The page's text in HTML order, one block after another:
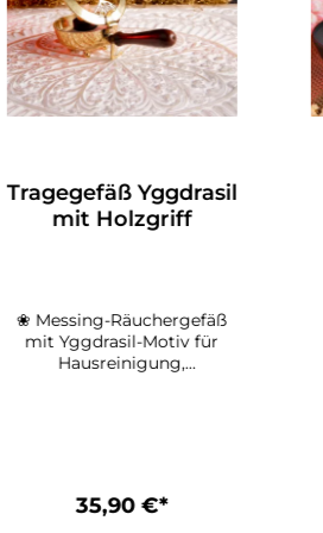
Tragegefäß Yggdrasil
mit Holzgriff
❀ Messing-Räuchergefäß
mit Yggdrasil-Motiv für
Hausreinigung,
Räucherkultur mit der
kraftvollen Symbolik des
35,90 €*